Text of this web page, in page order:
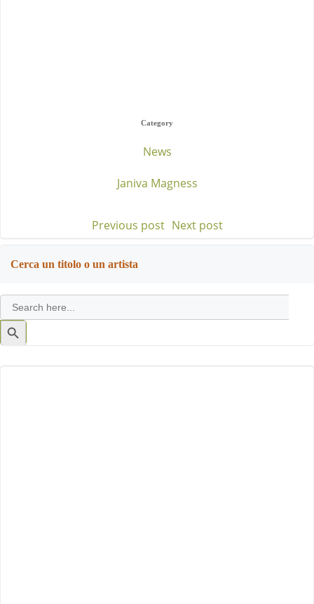
Category
News
Janiva Magness
Post
navigation
Previous post Post
Next post
Cerca un titolo o un artista
Search
for:
Search
Button